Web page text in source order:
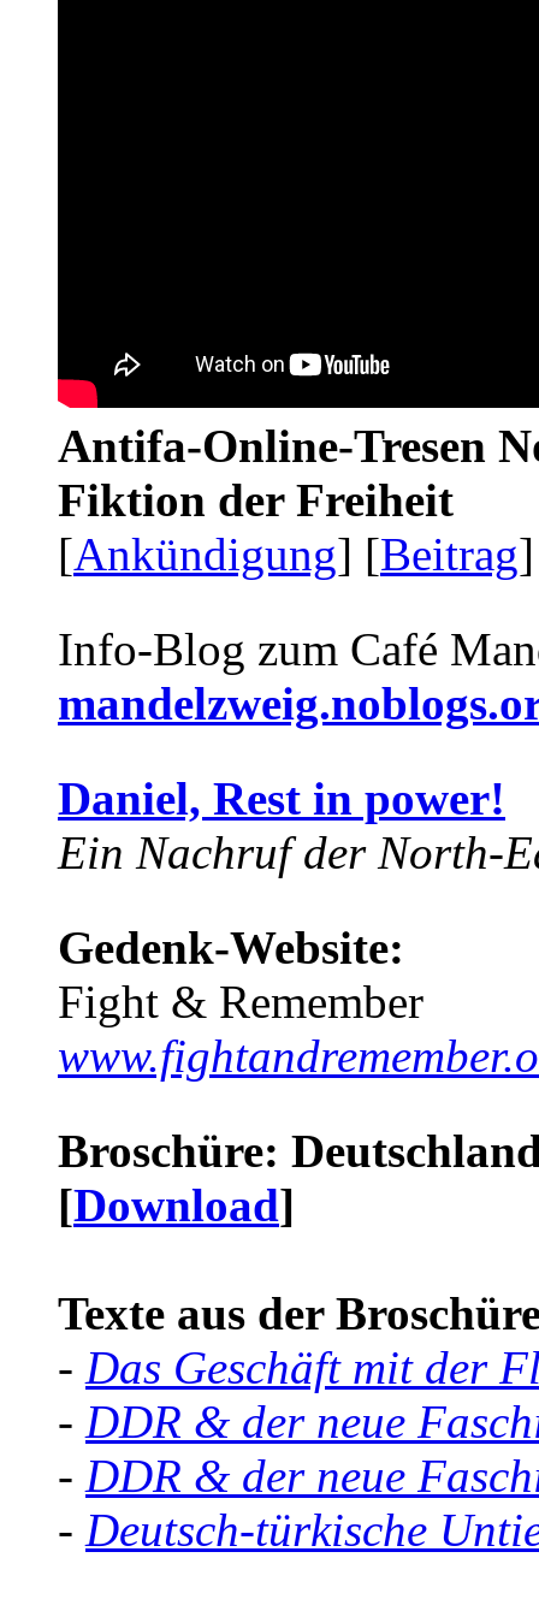
Antifa-Online-Tresen
Fiktion der Freiheit
[Ankündigung] [Beitrag
Info-Blog zum Café
Daniel, Rest in power!
Ein Nachruf der North-
Gedenk-Website:
Fight & Remember
Broschüre:
[Download]
Texte aus der
- Das Geschäft mit der
- DDR & der neue
- DDR & der neue
- Deutsch-türkische